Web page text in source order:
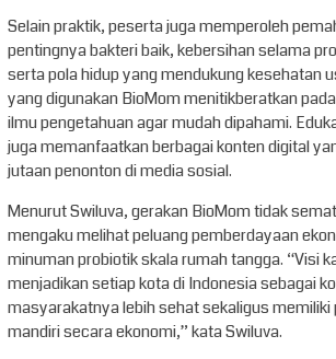
Selain praktik, peserta juga memperoleh
pentingnya bakteri baik, kebersihan selama
serta pola hidup yang mendukung kesehatan
yang digunakan BioMom menitikberatkan
ilmu pengetahuan agar mudah dipahami.
juga memanfaatkan berbagai konten digital
jutaan penonton di media sosial.
Menurut Swiluva, gerakan BioMom tidak
mengaku melihat peluang pemberdayaan
minuman probiotik skala rumah tangga. “Visi
menjadikan setiap kota di Indonesia sebagai
masyarakatnya lebih sehat sekaligus memiliki
mandiri secara ekonomi,” kata Swiluva.